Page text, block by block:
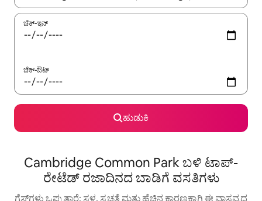
ಚೆಕ್-ಇನ್
ಚೆಕ್-ಔಟ್
ಹುಡುಕಿ
Cambridge Common Park ಬಳಿ ಟಾಪ್-
ರೇಟೆಡ್ ರಜಾದಿನದ ಬಾಡಿಗೆ ವಸತಿಗಳು
ಗೆಸ್ಟ್‌ಗಳು ಒಪ್ಪುತ್ತಾರೆ: ಸ್ಥಳ, ಸ್ವಚ್ಛತೆ ಮತ್ತು ಹೆಚ್ಚಿನ ಕಾರಣಕ್ಕಾಗಿ ಈ ವಾಸ್ತವ್ಯದ